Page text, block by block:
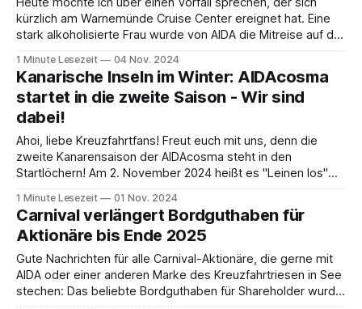
kürzlich am Warnemünde Cruise Center ereignet hat. Eine
stark alkoholisierte Frau wurde von AIDA die Mitreise auf der
Auseinandersetzungen führte. Später fiel sogar auf, dass
die Frau staatsanwaltschaftlich gesucht wurde, aber warum
ist das beim Check-
1 Minute Lesezeit 04 Nov. 2024
Kanarische Inseln im Winter: AIDAcosma
startet in die zweite Saison - Wir sind
dabei!
Ahoi, liebe Kreuzfahrtfans! Freut euch mit uns, denn die
zweite Kanarensaison der AIDAcosma steht in den
Startlöchern! Am 2. November 2024 heißt es "Leinen los"
und Abenteuer. Und das Beste: Wir werden dieses Jahr
noch selbst an Bord gehen und
1 Minute Lesezeit 01 Nov. 2024
Carnival verlängert Bordguthaben für
Aktionäre bis Ende 2025
Gute Nachrichten für alle Carnival-Aktionäre, die gerne mit
AIDA oder einer anderen Marke des Kreuzfahrtriesen in See
stechen: Das beliebte Bordguthaben für Shareholder wurde